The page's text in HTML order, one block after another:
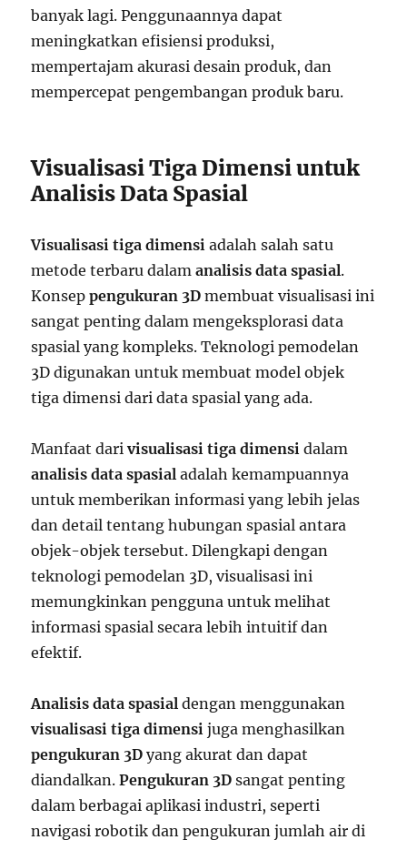
banyak lagi. Penggunaannya dapat
meningkatkan efisiensi produksi,
mempertajam akurasi desain produk, dan
mempercepat pengembangan produk baru.
Visualisasi Tiga Dimensi untuk
Analisis Data Spasial
Visualisasi tiga dimensi adalah salah satu
metode terbaru dalamanalisis data spasial.
Konseppengukuran 3D membuat visualisasi ini
sangat penting dalam mengeksplorasi data
spasial yang kompleks. Teknologi pemodelan
3D digunakan untuk membuat model objek
tiga dimensi dari data spasial yang ada.
Manfaat darivisualisasi tiga dimensi dalam
analisis data spasial adalah kemampuannya
untuk memberikan informasi yang lebih jelas
dan detail tentang hubungan spasial antara
objek-objek tersebut. Dilengkapi dengan
teknologi pemodelan 3D, visualisasi ini
memungkinkan pengguna untuk melihat
informasi spasial secara lebih intuitif dan
efektif.
Analisis data spasial dengan menggunakan
visualisasi tiga dimensi juga menghasilkan
pengukuran 3D yang akurat dan dapat
diandalkan.Pengukuran 3D sangat penting
dalam berbagai aplikasi industri, seperti
navigasi robotik dan pengukuran jumlah air di